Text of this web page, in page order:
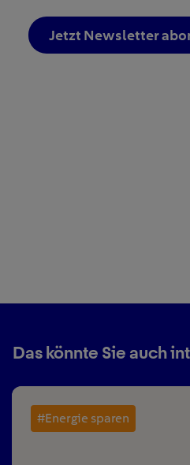
Jetzt Newsletter
Das könnte Sie auch
#Energie sparen